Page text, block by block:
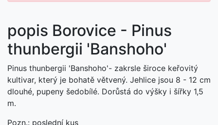
popis Borovice - Pinus
thunbergii 'Banshoho'
Pinus thunbergii 'Banshoho'- zakrsle široce keřovitý
kultivar, který je bohatě větvený. Jehlice jsou 8 - 12 cm
dlouhé, pupeny šedobílé. Dorůstá do výšky i šířky 1,5
m.
Pozn.: poslední kus